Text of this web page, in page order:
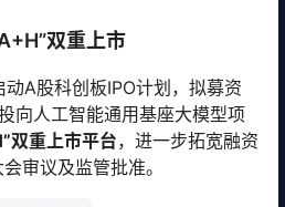
双重上市
A股科创板IPO计划，拟募资
向人工智能通用基座大模型项
双重上市平台，进一步拓宽融资
审议及监管批准。